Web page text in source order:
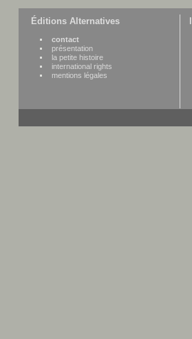
Éditions Alternatives
contact
présentation
la petite histoire
international rights
mentions légales